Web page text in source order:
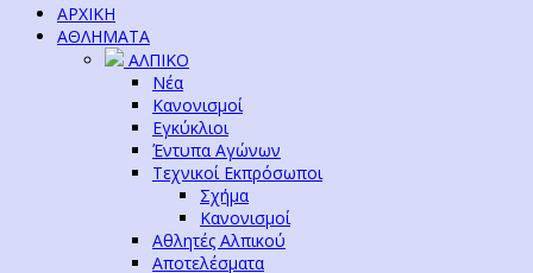
ΑΡΧΙΚΗ
ΑΘΛΗΜΑΤΑ
ΑΛΠΙΚΟ
Νέα
Κανονισμοί
Εγκύκλιοι
Έντυπα Αγώνων
Τεχνικοί Εκπρόσωποι
Σχήμα
Κανονισμοί
Αθλητές Αλπικού
Αποτελέσματα